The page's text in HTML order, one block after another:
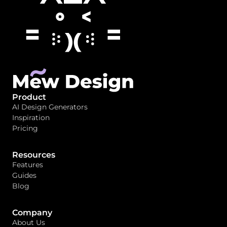
Product
AI Design Generators
Inspiration
Pricing
Resources
Features
Guides
Blog
Company
About Us